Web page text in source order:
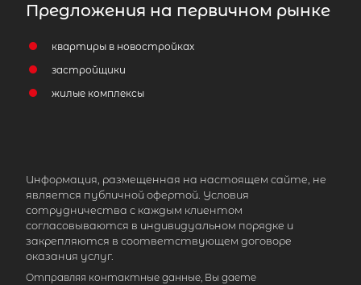
Предложения на первичном рынке
квартиры в новостройках
застройщики
жилые комплексы
Информация, размещенная на настоящем сайте, не
является публичной офертой. Условия
сотрудничества с каждым клиентом
согласовываются в индивидуальном порядке и
закрепляются в соответствующем договоре
оказания услуг.
Отправляя контактные данные, Вы даете